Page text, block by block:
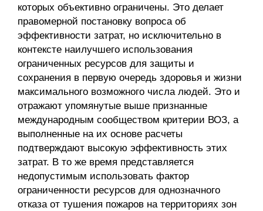
которых объективно ограничены. Это делает
правомерной постановку вопроса об
эффективности затрат, но исключительно в
контексте наилучшего использования
ограниченных ресурсов для защиты и
сохранения в первую очередь здоровья и жизни
максимального возможного числа людей. Это и
отражают упомянутые выше признанные
международным сообществом критерии ВОЗ, а
выполненные на их основе расчеты
подтверждают высокую эффективность этих
затрат. В то же время представляется
недопустимым использовать фактор
ограниченности ресурсов для однозначного
отказа от тушения пожаров на территориях зон